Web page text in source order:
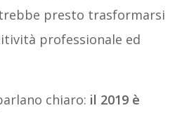
presto trasformarsi
professionale ed
chiaro: il 2019 è